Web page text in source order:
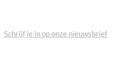
Schrijf je in op onze nieuwsbrief